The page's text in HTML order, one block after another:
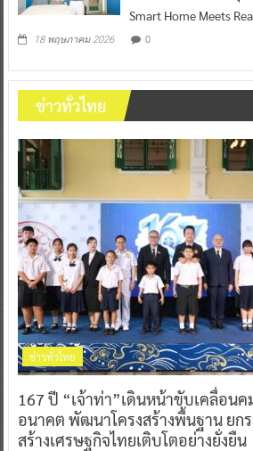
Smart Home Meets
18 พฤษภาคม 2026 0
ข่าวทั่วไทย
ข่าวทั่วไทย
167 ปี “เจ้าท่า”เดินหน้าขับเคลื่อน
อนาคต พัฒนาโครงสร้างพื้นฐาน ยก
สร้างเศรษฐกิจไทยเติบโตอย่างยั่งยืน